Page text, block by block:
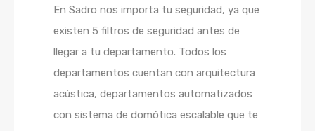
En Sadro nos importa tu seguridad, ya que
existen 5 filtros de seguridad antes de
llegar a tu departamento. Todos los
departamentos cuentan con arquitectura
acústica, departamentos automatizados
con sistema de domótica escalable que te